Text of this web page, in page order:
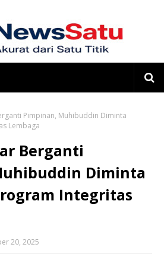
Pimpinan, Muhibuddin Diminta
Lembaga
Berganti
Diminta
Integritas
20, 2025